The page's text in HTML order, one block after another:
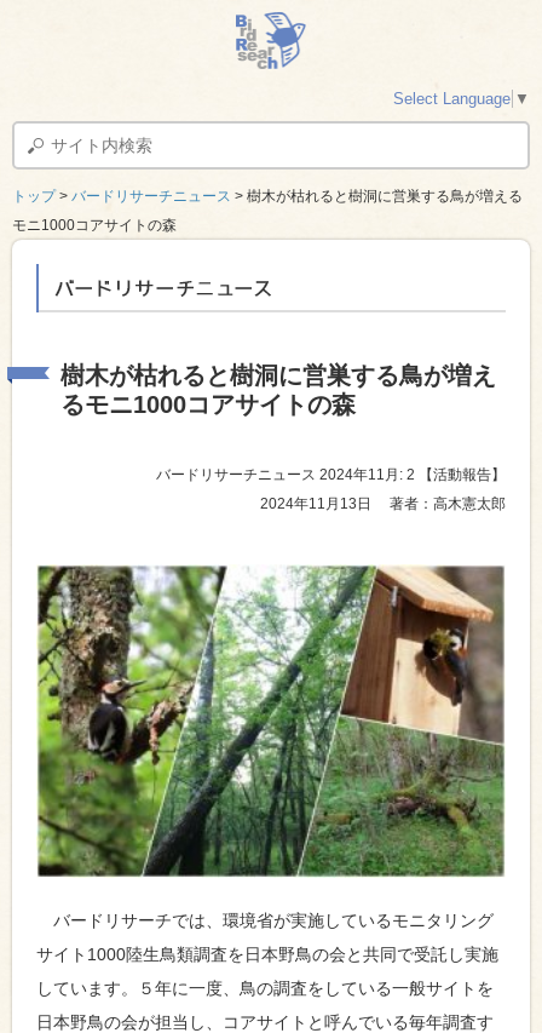
トップ> バードリサーチニュース > 樹木が枯れると樹洞に営巣する鳥が増える
モニ1000コアサイトの森
樹木が枯れると樹洞に営巣する鳥が増え
るモニ1000コアサイトの森
バードリサーチニュース 2024年11月: 2
【活動報告】
2024年11月13日
著者：高木憲太郎
バードリサーチでは、環境省が実施しているモニタリング
サイト1000陸生鳥類調査を日本野鳥の会と共同で受託し実施
しています。５年に一度、鳥の調査をしている一般サイトを
日本野鳥の会が担当し、コアサイトと呼んでいる毎年調査す
Select Language ▼